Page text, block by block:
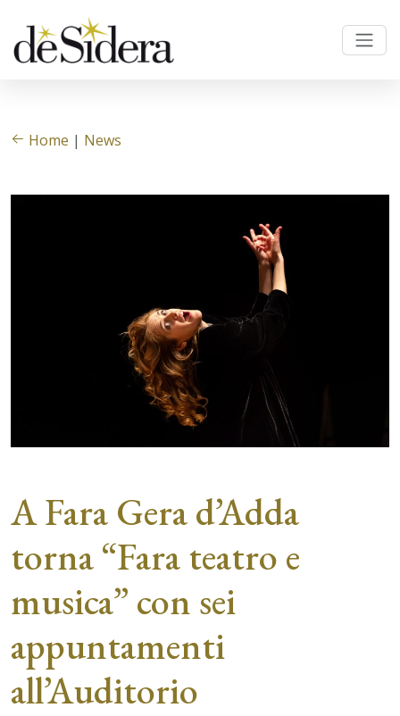
Home | News
A Fara Gera d’Adda
torna “Fara teatro e
musica” con sei
appuntamenti
all’Auditorio